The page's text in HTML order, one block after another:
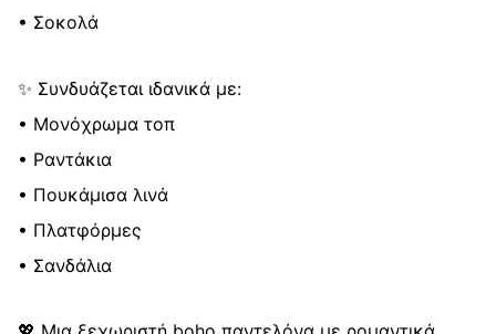
• Σοκολά
✨ Συνδυάζεται ιδανικά με:
• Μονόχρωμα τοπ
• Ραντάκια
• Πουκάμισα λινά
• Πλατφόρμες
• Σανδάλια